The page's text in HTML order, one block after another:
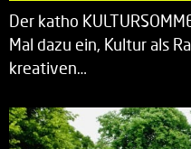
Der katho
Mal dazu ein, Kultur als
kreativen…